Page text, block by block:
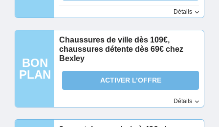
Détails
BON
PLAN
Chaussures de ville dès 109€,
chaussures détente dès 69€ chez
Bexley
ACTIVER L’OFFRE
Détails